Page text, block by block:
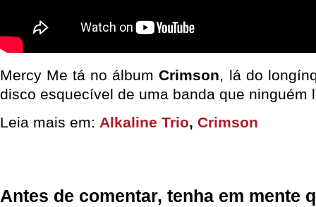
Mercy Me tá no álbumCrimson, lá do
disco esquecível de uma banda que ninguém
Leia mais em: Alkaline Trio, Crimson
Antes de comentar, tenha em mente